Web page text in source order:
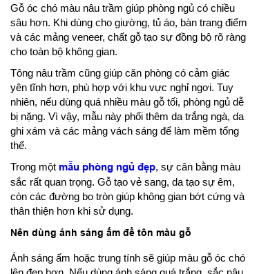
Gỗ óc chó màu nâu trầm giúp phòng ngủ có chiều
sâu hơn. Khi dùng cho giường, tủ áo, bàn trang điểm
và các mảng veneer, chất gỗ tạo sự đồng bộ rõ ràng
cho toàn bộ không gian.
Tông nâu trầm cũng giúp căn phòng có cảm giác
yên tĩnh hơn, phù hợp với khu vực nghỉ ngơi. Tuy
nhiên, nếu dùng quá nhiều màu gỗ tối, phòng ngủ dễ
bị nặng. Vì vậy, mẫu này phối thêm da trắng ngà, da
ghi xám và các mảng vách sáng để làm mềm tổng
thể.
Trong một mẫu phòng ngủ đẹp, sự cân bằng màu
sắc rất quan trọng. Gỗ tạo vẻ sang, da tạo sự êm,
còn các đường bo tròn giúp không gian bớt cứng và
thân thiện hơn khi sử dụng.
Nên dùng ánh sáng ấm để tôn màu gỗ
Ánh sáng ấm hoặc trung tính sẽ giúp màu gỗ óc chó